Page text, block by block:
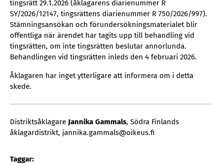
tingsrätt 29.1.2026 (åklagarens diarienummer R
SY/2026/12147, tingsrättens diarienummer R 750/2026/997).
Stämningsansökan och förundersökningsmaterialet blir
offentliga när ärendet har tagits upp till behandling vid
tingsrätten, om inte tingsrätten beslutar annorlunda.
Behandlingen vid tingsrätten inleds den 4 februari 2026.
Åklagaren har inget ytterligare att informera om i detta
skede.
Distriktsåklagare Jannika Gammals, Södra Finlands
åklagardistrikt, jannika.gammals@oikeus.fi
Taggar: